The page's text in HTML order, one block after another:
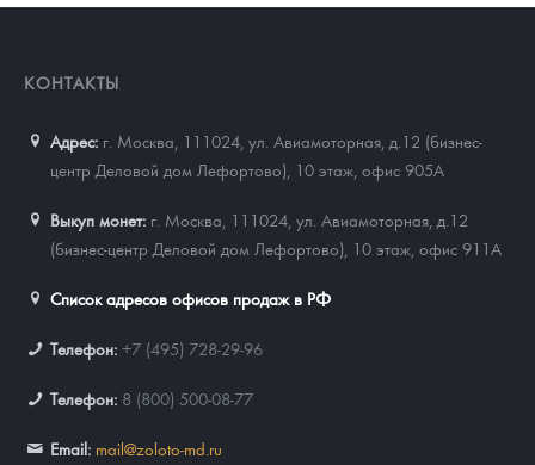
КОНТАКТЫ
Адрес: г. Москва, 111024 ул. Авиамоторная, д.12 (бизнес-
центр Деловой дом Лефортово), 10 этаж, офис 905А
Выкуп монет: г. Москва, 111024, ул. Авиамоторная, д.12
(бизнес-центр Деловой дом Лефортово), 10 этаж, офис 911А
Список адресов офисов продаж в РФ
Телефон: +7 (495) 728-29-96
Телефон: 8 (800) 500-08-77
Email: mail@zoloto-md.ru